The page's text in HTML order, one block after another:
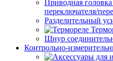
Приводная
переключателя/
Разделительный
Шнур
Контрольно-